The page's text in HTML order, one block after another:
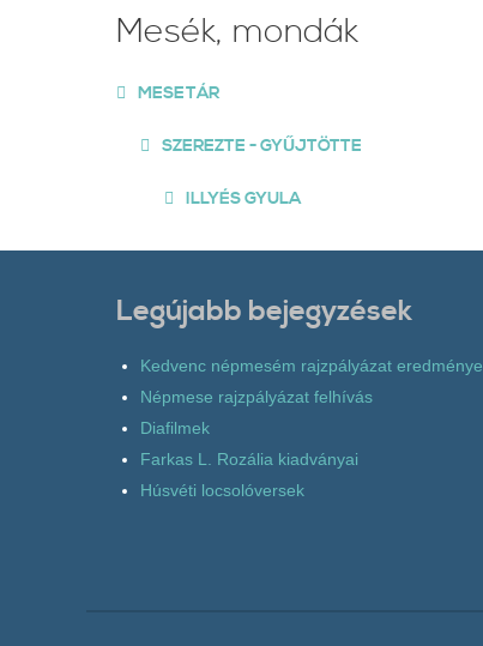
Mesék, mondák
MESETÁR
SZEREZTE - GYŰJTÖTTE
ILLYÉS GYULA
Legújabb bejegyzések
Kedvenc népmesém rajzpályázat eredménye
Népmese rajzpályázat felhívás
Diafilmek
Farkas L. Rozália kiadványai
Húsvéti locsolóversek